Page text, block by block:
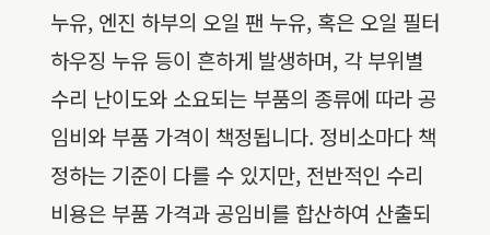
누유, 엔진 하부의 오일 팬 누유, 혹은 오일 필터
하우징 누유 등이 흔하게 발생하며, 각 부위별
수리 난이도와 소요되는 부품의 종류에 따라 공
임비와 부품 가격이 책정됩니다. 정비소마다 책
정하는 기준이 다를 수 있지만, 전반적인 수리
비용은 부품 가격과 공임비를 합산하여 산출되